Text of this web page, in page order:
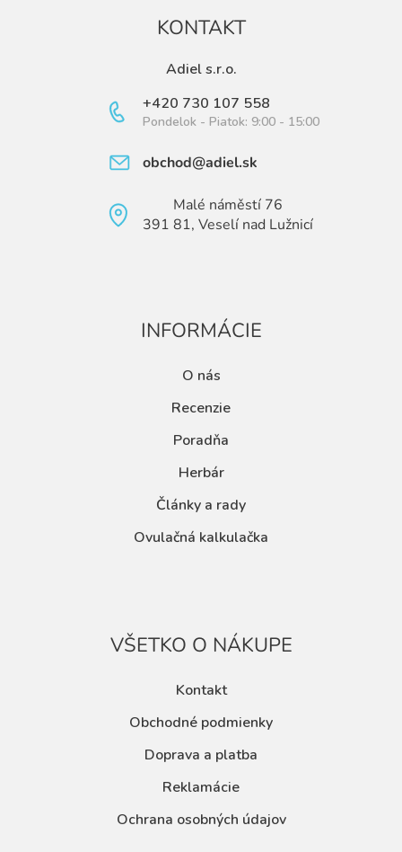
KONTAKT
Adiel s.r.o.
+420 730 107 558
Pondelok - Piatok: 9:00 - 15:00
obchod@adiel.sk
Malé náměstí 76
391 81, Veselí nad Lužnicí
INFORMÁCIE
O nás
Recenzie
Poradňa
Herbár
Články a rady
Ovulačná kalkulačka
VŠETKO O NÁKUPE
Kontakt
Obchodné podmienky
Doprava a platba
Reklamácie
Ochrana osobných údajov